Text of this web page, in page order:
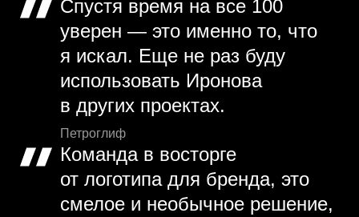
Спустя время на все 100
уверен — это именно то, что
я искал. Еще не раз буду
использовать Иронова
в других проектах.
Петроглиф
Команда в восторге
от логотипа для бренда, это
смелое и необычное решение,